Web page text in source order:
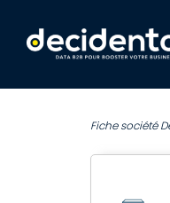
Fiche société